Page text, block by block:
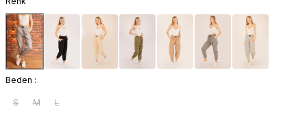
Beden :
S M L